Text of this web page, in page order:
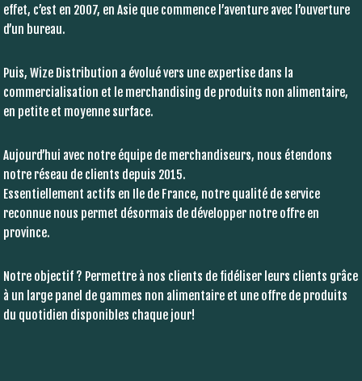
effet, c’est en 2007, en Asie que commence l’aventure avec l’ouverture
d’un bureau.
Puis, Wize Distribution a évolué vers une expertise dans la
commercialisation et le merchandising de produits non alimentaire,
en petite et moyenne surface.
Aujourd’hui avec notre équipe de merchandiseurs, nous étendons
notre réseau de clients depuis 2015.
Essentiellement actifs en Ile de France, notre qualité de service
reconnue nous permet désormais de développer notre offre en
province.
Notre objectif ? Permettre à nos clients de fidéliser leurs clients grâce
à un large panel de gammes non alimentaire et une offre de produits
du quotidien disponibles chaque jour!